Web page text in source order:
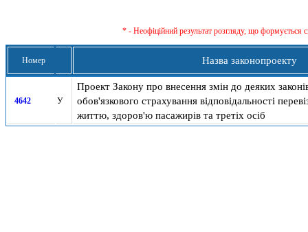
* - Неофіційний результат розгляду, що формується
Номер Назва законопроекту
4642 У
Проект Закону про внесення змін до деяких
обов'язкового страхування відповідальності
життю, здоров'ю пасажирів та третіх осіб